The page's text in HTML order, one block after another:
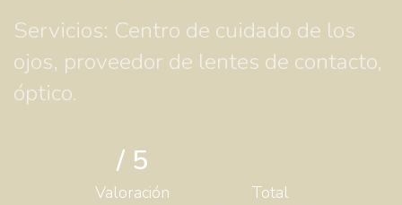
Servicios: Centro de cuidado de los
ojos, proveedor de lentes de contacto,
óptico.
/ 5
Valoración
Total